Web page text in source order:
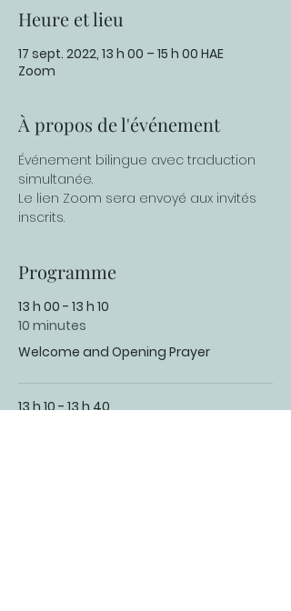
Heure et lieu
17 sept. 2022, 13 h 00 – 15 h 00 HAE
Zoom
À propos de l'événement
Événement bilingue avec traduction
simultanée.
Le lien Zoom sera envoyé aux invités
inscrits.
Programme
13 h 00 - 13 h 10
10 minutes
Welcome and Opening Prayer
13 h 10 - 13 h 40